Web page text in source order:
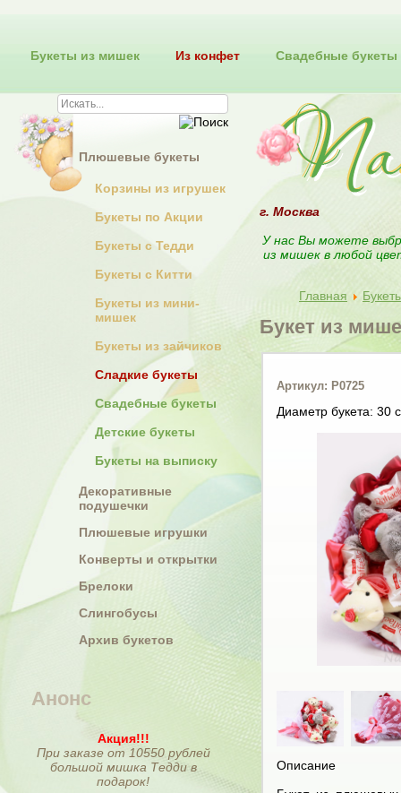
Букеты из мишек Из конфет Свадебные букеты
Плюшевые букеты
Корзины из игрушек
Букеты по Акции
Букеты с Тедди
Букеты с Китти
Букеты из мини-
мишек
Букеты из зайчиков
Сладкие букеты
Свадебные букеты
Детские букеты
Букеты на выписку
Декоративные
подушечки
Плюшевые игрушки
Конверты и открытки
Брелоки
Слингобусы
Архив букетов
Анонс
Акция!!!
При заказе от 10550 рублей
большой мишка Тедди в
подарок!
г. Москва
У нас Вы можете
из мишек в любой
Главная
Букет из
Артикул: Р0725
Диаметр букета: 30
Описание